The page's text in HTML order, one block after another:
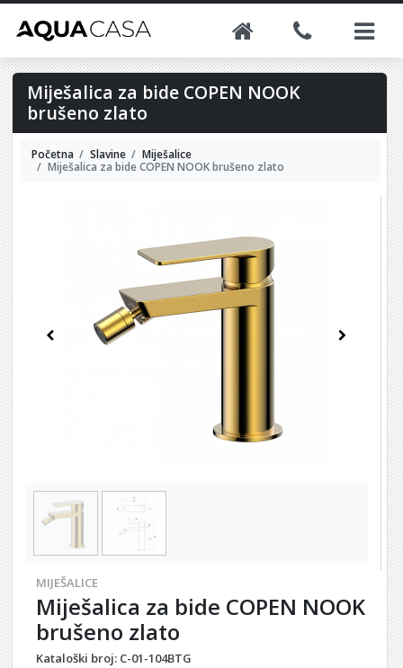
Miješalica za bide COPEN NOOK
brušeno zlato
Početna Slavine
Miješalice
Miješalica za bide COPEN NOOK brušeno zlato
Previous Next
MIJEŠALICE
Miješalica za bide COPEN NOOK
brušeno zlato
Kataloški broj: C-01-104BTG